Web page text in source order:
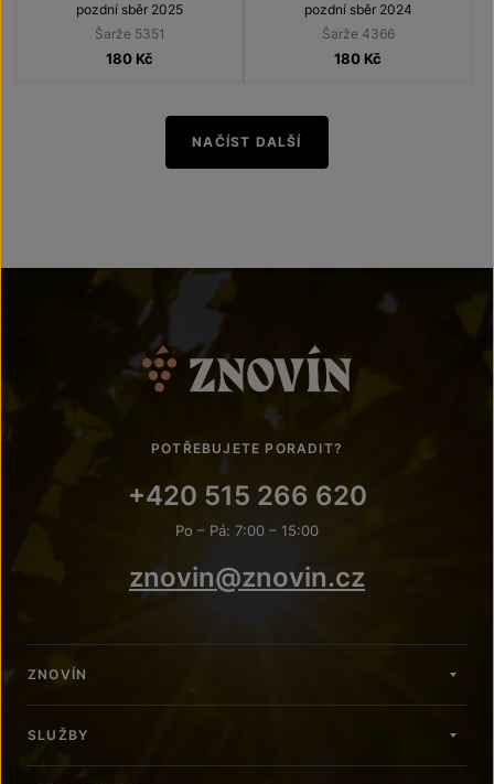
pozdní sběr 2025
Šarže 5351
180 Kč
pozdní sběr 2024
Šarže 4366
180 Kč
NAČÍST DALŠÍ
POTŘEBUJETE PORADIT?
+420 515 266 620
Po – Pá: 7:00 – 15:00
znovin@znovin.cz
ZNOVÍN
SLUŽBY